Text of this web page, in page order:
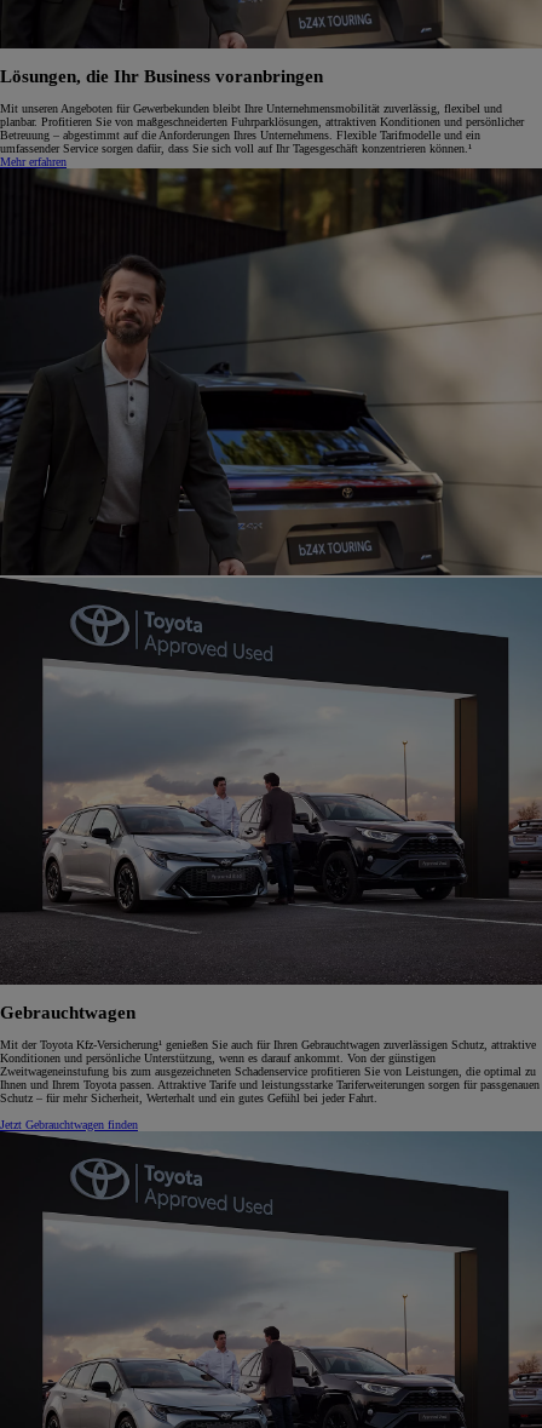
Lösungen, die Ihr Business voranbringen
Mit unseren Angeboten für Gewerbekunden bleibt Ihre Unternehmensmobilität zuverlässig, flexibel und
planbar. Profitieren Sie von maßgeschneiderten Fuhrparklösungen, attraktiven Konditionen und persönlicher
Betreuung – abgestimmt auf die Anforderungen Ihres Unternehmens. Flexible Tarifmodelle und ein
umfassender Service sorgen dafür, dass Sie sich voll auf Ihr Tagesgeschäft konzentrieren können.¹
Mehr erfahren
Gebrauchtwagen
Mit der Toyota Kfz-Versicherung¹ genießen Sie auch für Ihren Gebrauchtwagen zuverlässigen Schutz, attraktive
Konditionen und persönliche Unterstützung, wenn es darauf ankommt. Von der günstigen
Zweitwageneinstufung bis zum ausgezeichneten Schadenservice profitieren Sie von Leistungen, die optimal zu
Ihnen und Ihrem Toyota passen. Attraktive Tarife und leistungsstarke Tariferweiterungen sorgen für passgenauen
Schutz – für mehr Sicherheit, Werterhalt und ein gutes Gefühl bei jeder Fahrt.
Jetzt Gebrauchtwagen finden